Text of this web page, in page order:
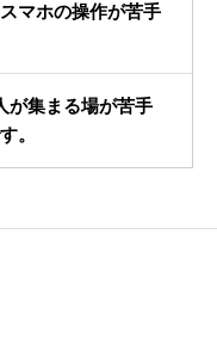
マホの操作が苦手
が集まる場が苦手
。